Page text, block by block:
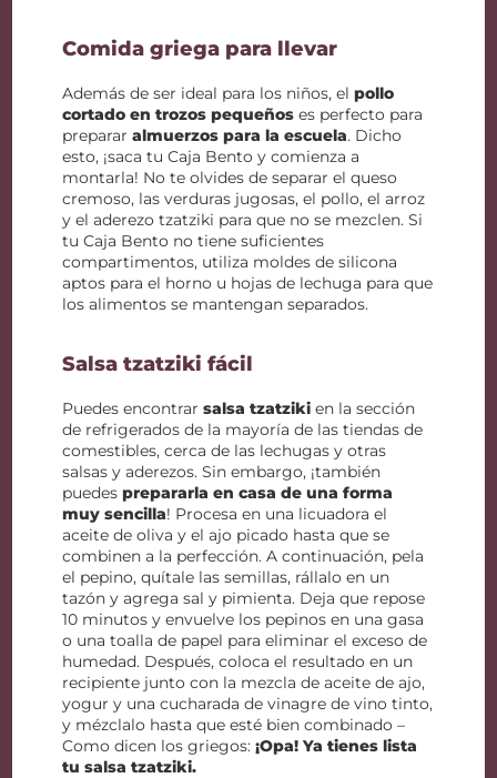
Comida griega para llevar
Además de ser ideal para los niños, elpollo
cortado en trozos pequeños es perfecto para
prepararalmuerzos para la escuela. Dicho
esto, ¡saca tu Caja Bento y comienza a
montarla! No te olvides de separar el queso
cremoso, las verduras jugosas, el pollo, el arroz
y el aderezo tzatziki para que no se mezclen. Si
tu Caja Bento no tiene suficientes
compartimentos, utiliza moldes de silicona
aptos para el horno u hojas de lechuga para que
los alimentos se mantengan separados.
Salsa tzatziki fácil
Puedes encontrarsalsa tzatziki en la sección
de refrigerados de la mayoría de las tiendas de
comestibles, cerca de las lechugas y otras
salsas y aderezos. Sin embargo, ¡también
puedesprepararla en casa de una forma
muy sencilla! Procesa en una licuadora el
aceite de oliva y el ajo picado hasta que se
combinen a la perfección. A continuación, pela
el pepino, quítale las semillas, rállalo en un
tazón y agrega sal y pimienta. Deja que repose
10 minutos y envuelve los pepinos en una gasa
o una toalla de papel para eliminar el exceso de
humedad. Después, coloca el resultado en un
recipiente junto con la mezcla de aceite de ajo,
yogur y una cucharada de vinagre de vino tinto,
y mézclalo hasta que esté bien combinado –
Como dicen los griegos: ¡Opa! Ya tienes lista
tu salsa tzatziki.